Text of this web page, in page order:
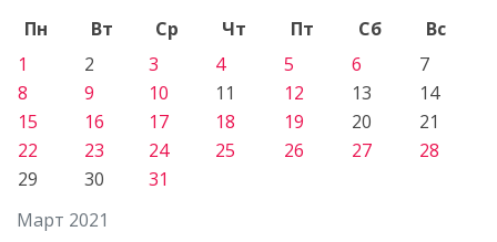
Март 2021
Пн Вт Ср Чт Пт Сб
Вс
1
2 3 4 5 6
7
8
9 10 11 12 13
14
15
16 17 18 19 20
21
22
23 24 25 26 27
28
29
30 31